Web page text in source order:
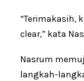
“Terimakasih,
clear,” kata
Nasrum
langkah-